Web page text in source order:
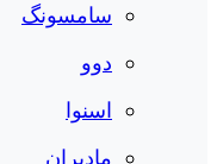
سامسونگ
دوو
اسنوا
مادیران